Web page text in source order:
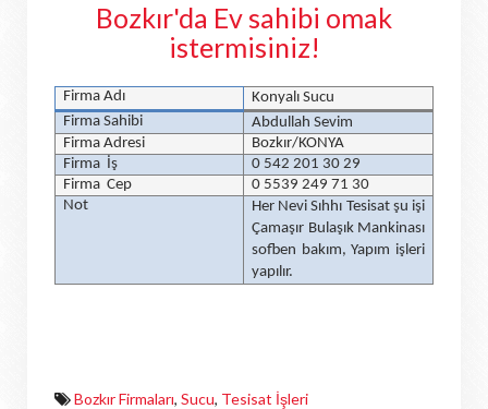
Bozkır'da Ev sahibi omak
istermisiniz!
Firma Adı
Konyalı Sucu
Firma Sahibi
Abdullah Sevim
Firma Adresi
Bozkır/KONYA
Firma İş
0 542 201 30 29
Firma Cep
0 5539 249 71 30
Not
Her Nevi Sıhhı Tesisat şu işi
Çamaşır Bulaşık Mankinası
sofben bakım, Yapım işleri
yapılır.
Bozkır Firmaları, Sucu, Tesisat İşleri